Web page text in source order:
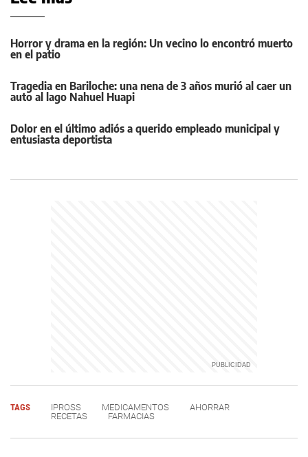
Horror y drama en la región: Un vecino lo encontró muerto
en el patio
Tragedia en Bariloche: una nena de 3 años murió al caer un
auto al lago Nahuel Huapi
Dolor en el último adiós a querido empleado municipal y
entusiasta deportista
TAGS IPROSS MEDICAMENTOS
AHORRAR
RECETAS
FARMACIAS